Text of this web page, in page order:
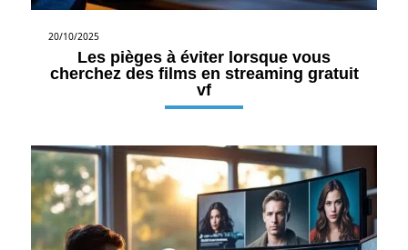
20/10/2025
Les pièges à éviter lorsque vous
cherchez des films en streaming gratuit
vf